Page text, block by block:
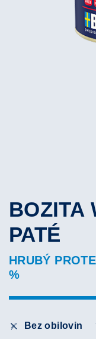
BOZITA
PATÉ
HRUBÝ
%
Bez obilovin